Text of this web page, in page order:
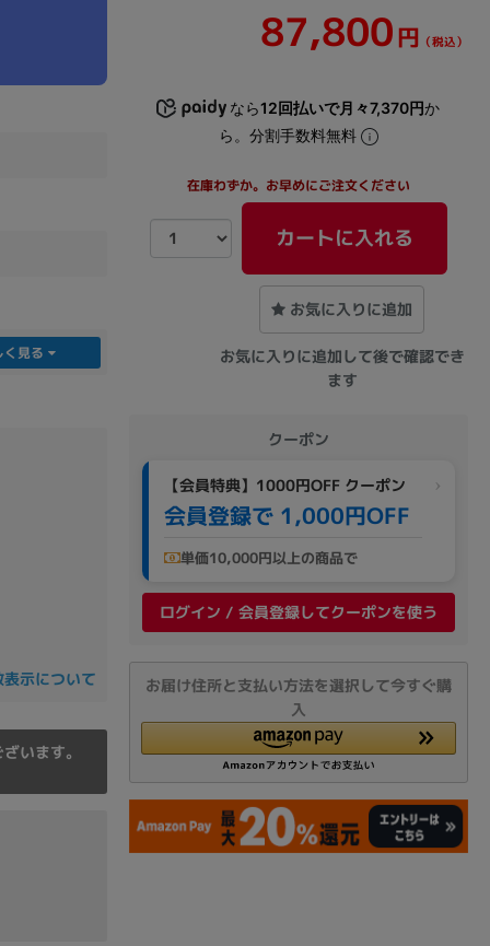
87,800円 （税込）
なら12回払いで月々7,370円か
ら。分割手数料無料
在庫わずか。お早めにご注文ください
カートに入れる
お気に入りに追加
お気に入りに追加して後で確認でき
ます
クーポン
【会員特典】1000円OFF クーポン
会員登録で 1,000円OFF
単価10,000円以上の商品で
ログイン / 会員登録してクーポンを使う
お届け住所と支払い方法を選択して今すぐ購
入
く見る
示について
います。